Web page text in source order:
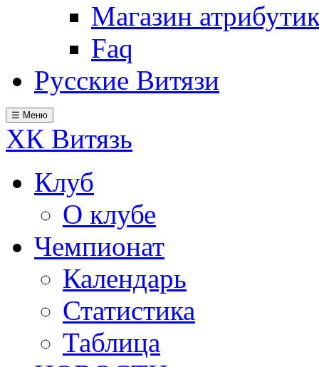
Магазин
Faq
Русские Витязи
☰ Меню
ХК Витязь
Клуб
О клубе
Чемпионат
Календарь
Статистика
Таблица